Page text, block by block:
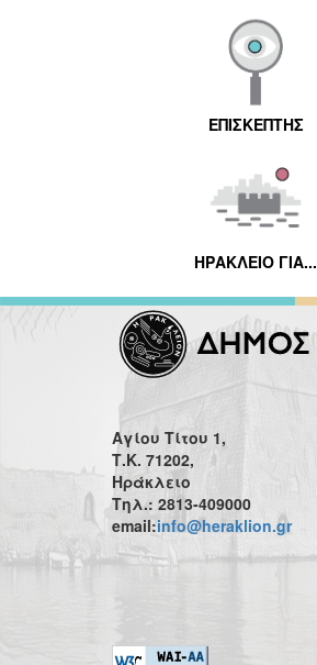
ΕΠΙΣΚΕΠΤΗΣ
ΗΡΑΚΛΕΙΟ ΓΙΑ...
Αγίου Τίτου 1,
Τ.Κ. 71202,
Ηράκλειο
Τηλ.: 2813-409000
email:info@heraklion.gr